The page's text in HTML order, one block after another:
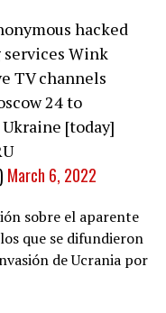
hacked
Wink
TV channels
24 to
[today]
March 6, 2022
sobre el aparente
que se difundieron
de Ucrania por